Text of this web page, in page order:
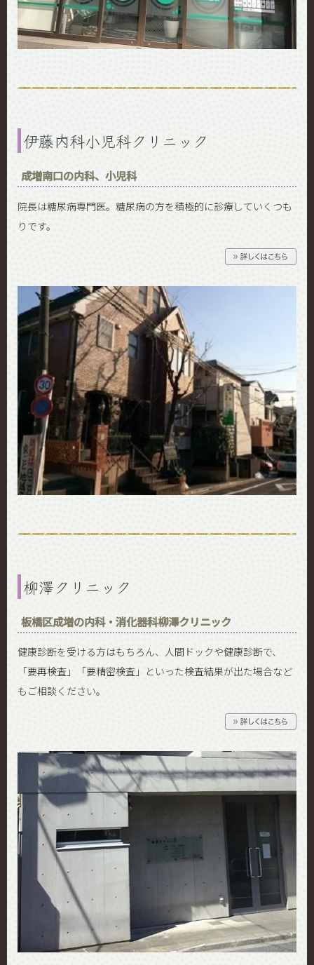
伊藤内科小児科クリニック
成増南口の内科、小児科
院長は糖尿病専門医。糖尿病の方を積極的に診療していくつも
りです。
柳澤クリニック
板橋区成増の内科・消化器科柳澤クリニック
健康診断を受ける方はもちろん、人間ドックや健康診断で、
「要再検査」「要精密検査」といった検査結果が出た場合など
もご相談ください。